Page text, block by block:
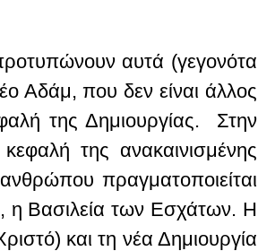
αυτά (γεγονότα
Αδάμ, που δεν είναι άλλος
της Δημιουργίας. Στην
της ανακαινισμένης
πραγματοποιείται
η Βασιλεία των Εσχάτων. Η
και τη νέα Δημιουργία